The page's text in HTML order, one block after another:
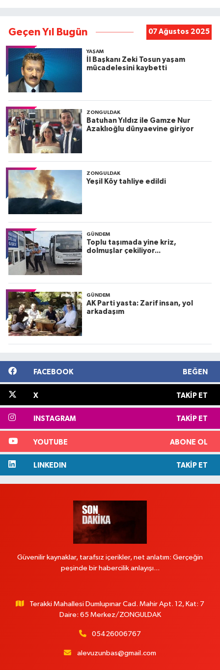
Geçen Yıl Bugün 07 Ağustos 2025
YAŞAM
İl Başkanı Zeki Tosun yaşam
mücadelesini kaybetti
ZONGULDAK
Batuhan Yıldız ile Gamze Nur
Azaklıoğlu dünyaevine giriyor
ZONGULDAK
Yeşil Köy tahliye edildi
GÜNDEM
Toplu taşımada yine kriz,
dolmuşlar çekiliyor...
GÜNDEM
AK Parti yasta: Zarif insan, yol
arkadaşım
FACEBOOK BEĞEN
X TAKIP ET
INSTAGRAM TAKIP ET
YOUTUBE ABONE OL
LINKEDIN TAKIP ET
Güvenilir kaynaklar, tarafsız içerikler, net anlatım: Gerçeğin
peşinde bir habercilik anlayışı...
Terakki Mahallesi Dumlupınar Cad. Mahir Apt. 12, Kat: 7
Daire: 65 Merkez/ZONGULDAK
05426006767
alevuzunbas@gmail.com